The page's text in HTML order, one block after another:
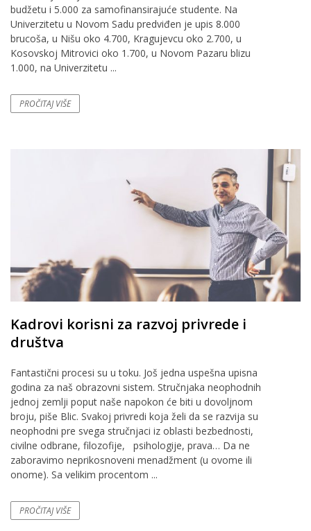
budžetu i 5.000 za samofinansirajuće studente. Na
Univerzitetu u Novom Sadu predviđen je upis 8.000
brucoša, u Nišu oko 4.700, Kragujevcu oko 2.700, u
Kosovskoj Mitrovici oko 1.700, u Novom Pazaru blizu
1.000, na Univerzitetu ...
PROČITAJ VIŠE
Kadrovi korisni za razvoj privrede i
društva
Fantastični procesi su u toku. Još jedna uspešna upisna
godina za naš obrazovni sistem. Stručnjaka neophodnih
jednoj zemlji poput naše napokon će biti u dovoljnom
broju, piše Blic. Svakoj privredi koja želi da se razvija su
neophodni pre svega stručnjaci iz oblasti bezbednosti,
civilne odbrane, filozofije, psihologije, prava… Da ne
zaboravimo neprikosnoveni menadžment (u ovome ili
onome). Sa velikim procentom ...
PROČITAJ VIŠE